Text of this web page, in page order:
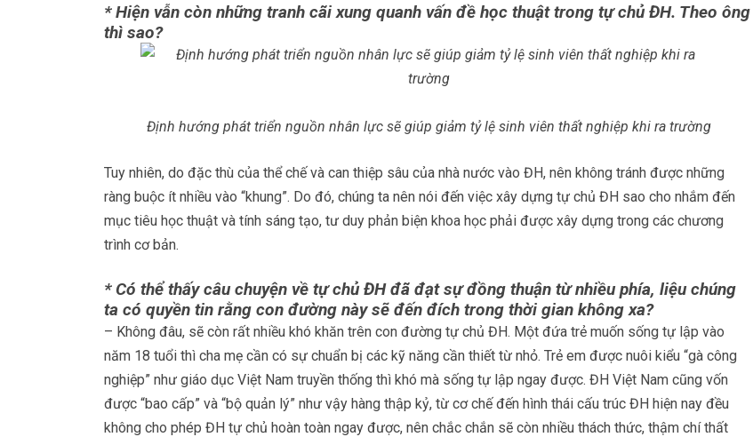
* Hiện vẫn còn những tranh cãi xung quanh vấn đề học thuật trong tự chủ ĐH. Theo ông
thì sao?
Định hướng phát triển nguồn nhân lực sẽ giúp giảm tỷ lệ sinh viên thất nghiệp khi ra trường
Tuy nhiên, do đặc thù của thể chế và can thiệp sâu của nhà nước vào ĐH, nên không tránh được những
ràng buộc ít nhiều vào “khung”. Do đó, chúng ta nên nói đến việc xây dựng tự chủ ĐH sao cho nhắm đến
mục tiêu học thuật và tính sáng tạo, tư duy phản biện khoa học phải được xây dựng trong các chương
trình cơ bản.
* Có thể thấy câu chuyện về tự chủ ĐH đã đạt sự đồng thuận từ nhiều phía, liệu chúng
ta có quyền tin rằng con đường này sẽ đến đích trong thời gian không xa?
– Không đâu, sẽ còn rất nhiều khó khăn trên con đường tự chủ ĐH. Một đứa trẻ muốn sống tự lập vào
năm 18 tuổi thì cha mẹ cần có sự chuẩn bị các kỹ năng cần thiết từ nhỏ. Trẻ em được nuôi kiểu “gà công
nghiệp” như giáo dục Việt Nam truyền thống thì khó mà sống tự lập ngay được. ĐH Việt Nam cũng vốn
được “bao cấp” và “bộ quản lý” như vậy hàng thập kỷ, từ cơ chế đến hình thái cấu trúc ĐH hiện nay đều
không cho phép ĐH tự chủ hoàn toàn ngay được, nên chắc chắn sẽ còn nhiều thách thức, thậm chí thất